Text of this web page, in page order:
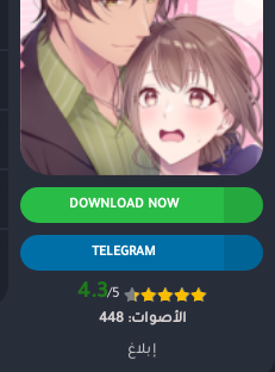
DOWNLOAD NOW
TELEGRAM
4.3/5
الأصوات:448
إبلاغ